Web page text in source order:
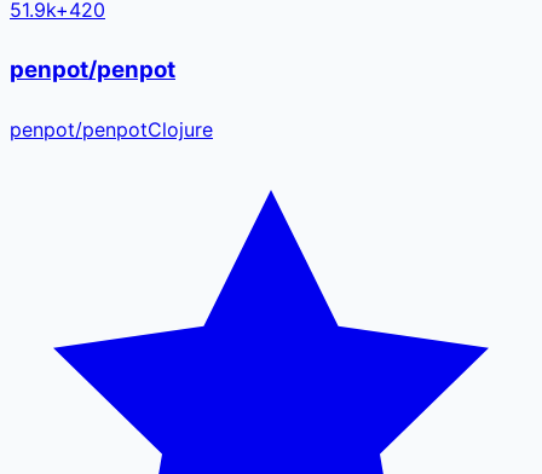
51.9k+420
penpot/penpot
penpot/penpotClojure